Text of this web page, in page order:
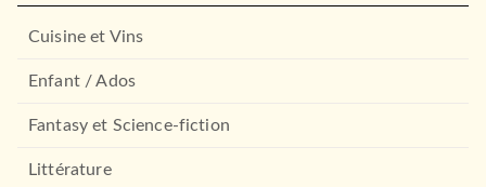
Cuisine et Vins
Enfant / Ados
Fantasy et Science-fiction
Littérature